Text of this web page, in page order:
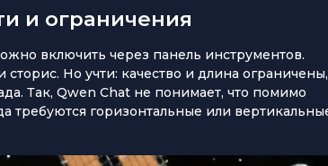
и ограничения
включить через панель инструментов.
Но учти: качество и длина ограничены,
Так, Qwen Chat не понимает, что помимо
требуются горизонтальные или